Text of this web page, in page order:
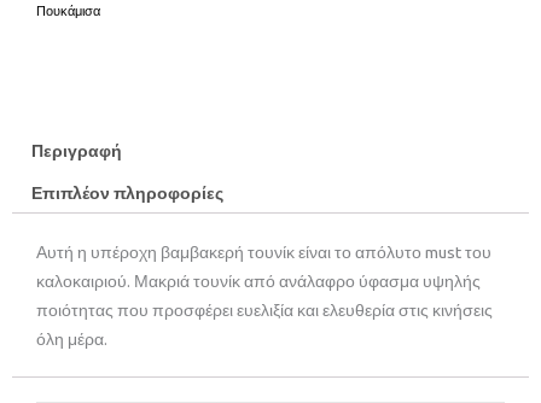
Πουκάμισα
Περιγραφή
Επιπλέον πληροφορίες
Αυτή η υπέροχη βαμβακερή τουνίκ είναι το απόλυτο must του
καλοκαιριού. Μακριά τουνίκ από ανάλαφρο ύφασμα υψηλής
ποιότητας που προσφέρει ευελιξία και ελευθερία στις κινήσεις
όλη μέρα.